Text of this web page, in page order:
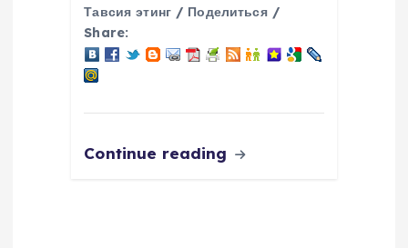
Тавсия этинг / Поделиться /
Share:
Continue reading